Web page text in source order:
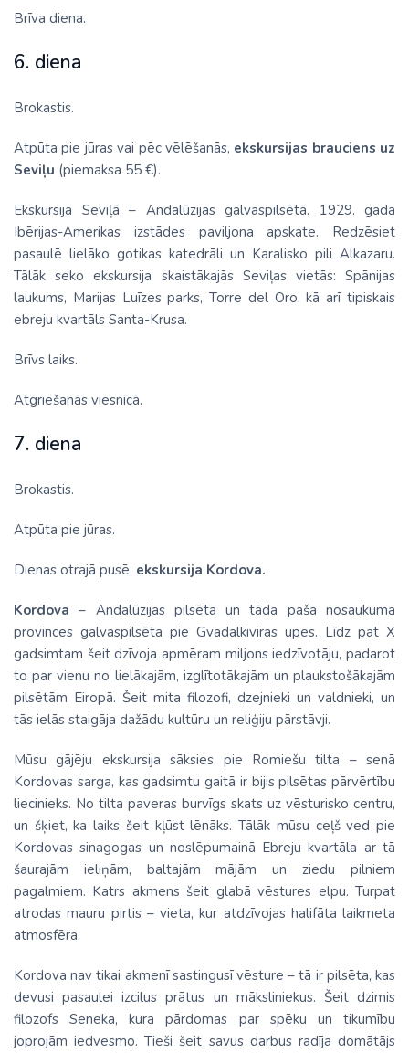
Brīva diena.
6. diena
Brokastis.
Atpūta pie jūras vai pēc vēlēšanās, ekskursijas brauciens uz
Seviļu (piemaksa 55 €).
Ekskursija Seviļā – Andalūzijas galvaspilsētā. 1929. gada
Ibērijas-Amerikas izstādes paviljona apskate. Redzēsiet
pasaulē lielāko gotikas katedrāli un Karalisko pili Alkazaru.
Tālāk seko ekskursija skaistākajās Seviļas vietās: Spānijas
laukums, Marijas Luīzes parks, Torre del Oro, kā arī tipiskais
ebreju kvartāls Santa-Krusa.
Brīvs laiks.
Atgriešanās viesnīcā.
7. diena
Brokastis.
Atpūta pie jūras.
Dienas otrajā pusē, ekskursija Kordova.
Kordova – Andalūzijas pilsēta un tāda paša nosaukuma
provinces galvaspilsēta pie Gvadalkiviras upes. Līdz pat X
gadsimtam šeit dzīvoja apmēram miljons iedzīvotāju, padarot
to par vienu no lielākajām, izglītotākajām un plaukstošākajām
pilsētām Eiropā. Šeit mita filozofi, dzejnieki un valdnieki, un
tās ielās staigāja dažādu kultūru un reliģiju pārstāvji.
Mūsu gājēju ekskursija sāksies pie Romiešu tilta – senā
Kordovas sarga, kas gadsimtu gaitā ir bijis pilsētas pārvērtību
liecinieks. No tilta paveras burvīgs skats uz vēsturisko centru,
un šķiet, ka laiks šeit kļūst lēnāks. Tālāk mūsu ceļš ved pie
Kordovas sinagogas un noslēpumainā Ebreju kvartāla ar tā
šaurajām ieliņām, baltajām mājām un ziedu pilniem
pagalmiem. Katrs akmens šeit glabā vēstures elpu. Turpat
atrodas mauru pirtis – vieta, kur atdzīvojas halifāta laikmeta
atmosfēra.
Kordova nav tikai akmenī sastingusī vēsture – tā ir pilsēta, kas
devusi pasaulei izcilus prātus un māksliniekus. Šeit dzimis
filozofs Seneka, kura pārdomas par spēku un tikumību
joprojām iedvesmo. Tieši šeit savus darbus radīja domātājs